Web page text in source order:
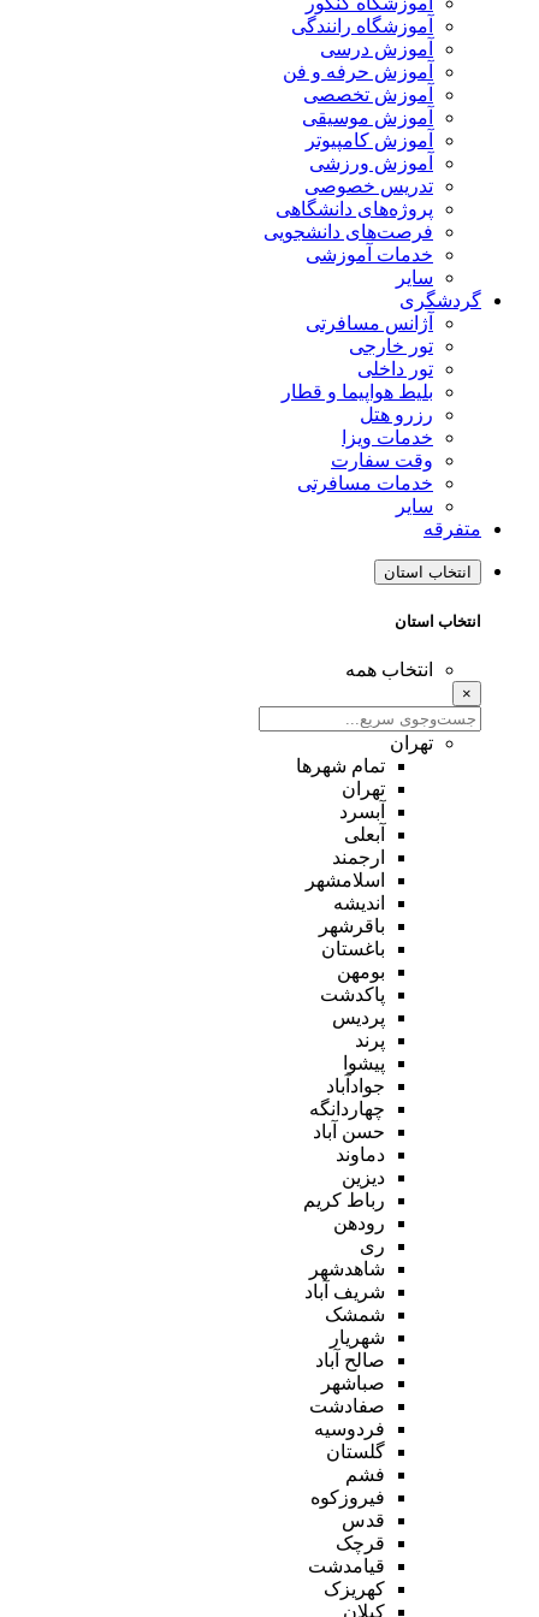
آموزشگاه رانندگی
آموزش درسی
آموزش حرفه و فن
آموزش تخصصی
آموزش موسیقی
آموزش کامپیوتر
آموزش ورزشی
تدریس خصوصی
پروژه‌های دانشگاهی
فرصت‌های دانشجویی
خدمات آموزشی
سایر
گردشگری
آژانس مسافرتی
تور خارجی
تور داخلی
بلیط هواپیما و قطار
رزرو هتل
خدمات ویزا
وقت سفارت
خدمات مسافرتی
سایر
متفرقه
انتخاب استان
انتخاب استان
انتخاب همه
×
تهران
تمام شهر‌ها
تهران
آبسرد
آبعلی
ارجمند
اسلامشهر
اندیشه
باقرشهر
باغستان
بومهن
پاکدشت
پردیس
پرند
پیشوا
جوادآباد
چهاردانگه
حسن آباد
دماوند
دیزین
رباط کریم
رودهن
ری
شاهدشهر
شریف آباد
شمشک
شهریار
صالح آباد
صباشهر
صفادشت
فردوسیه
گلستان
فشم
فیروزکوه
قدس
قرچک
قیامدشت
کهریزک
کیلان